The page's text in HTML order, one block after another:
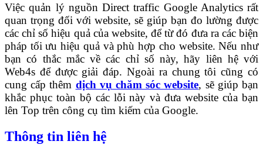
Việc quản lý nguồn Direct traffic Google Analytics rất
quan trọng đối với website, sẽ giúp bạn đo lường được
các chỉ số hiệu quả của website, để từ đó đưa ra các biện
pháp tối ưu hiệu quả và phù hợp cho website. Nếu như
bạn có thắc mắc về các chỉ số này, hãy liên hệ với
Web4s để được giải đáp. Ngoài ra chung tôi cũng có
cung cấp thêm dịch vụ chăm sóc website, sẽ giúp bạn
khắc phục toàn bộ các lỗi này và đưa website của bạn
lên Top trên công cụ tìm kiếm của Google.
Thông tin liên hệ